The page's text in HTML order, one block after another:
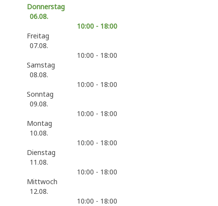
Donnerstag
06.08.
10:00 - 18:00
Freitag
07.08.
10:00 - 18:00
Samstag
08.08.
10:00 - 18:00
Sonntag
09.08.
10:00 - 18:00
Montag
10.08.
10:00 - 18:00
Dienstag
11.08.
10:00 - 18:00
Mittwoch
12.08.
10:00 - 18:00